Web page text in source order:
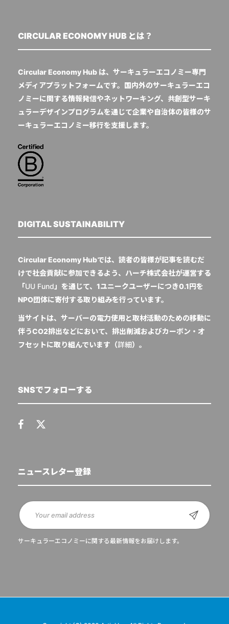
CIRCULAR ECONOMY HUB とは？
Circular Economy Hub は、サーキュラーエコノミー専門
メディアプラットフォームです。国内外のサーキュラーエコ
ノミーに関する情報発信やネットワーキング、共創型サーキ
ュラーデザインプログラムを通じて企業や自治体の皆様のサ
ーキュラーエコノミー移行を支援します。
DIGITAL SUSTAINABILITY
Circular Economy Hubでは、読者の皆様が記事を読むだ
けで社会貢献に参加できるよう、ハーチ株式会社が運営する
「UU Fund」を通じて、1ユニークユーザーにつき0.1円を
NPO団体に寄付する取り組みを行っています。
当サイトは、サーバーの電力使用と取材活動のための移動に
伴うCO2排出などにおいて、排出削減およびカーボン・オ
フセットに取り組んでいます（詳細）。
SNSでフォローする
ニュースレター登録
サーキュラーエコノミーに関する最新情報をお届けします。